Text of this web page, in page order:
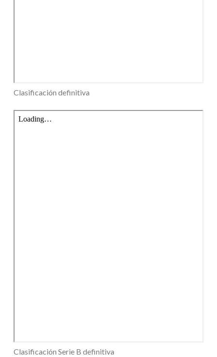
Clasificación definitiva
Clasificación Serie B definitiva